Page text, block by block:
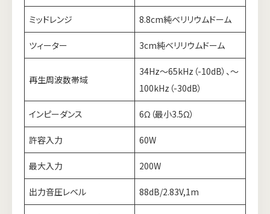
ミッドレンジ 8.8cm純ベリリウムドーム
ツィーター 3cm純ベリリウムドーム
再生周波数帯域
34Hz～65kHz（-10dB）、～
100kHz（-30dB）
インピーダンス 6Ω（最小3.5Ω）
許容入力 60W
最大入力 200W
出力音圧レベル 88dB/2.83V,1m